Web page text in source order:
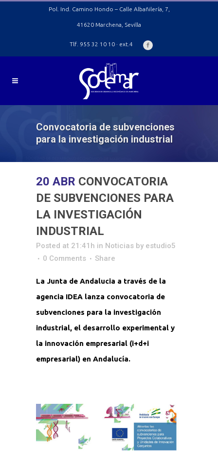
Pol. Ind. Camino Hondo – Calle Albañilería, 7,
41620 Marchena, Sevilla
Tlf. 955 32 10 10 · ext.4
Convocatoria de subvenciones
para la investigación industrial
20 ABR CONVOCATORIA
DE SUBVENCIONES PARA
LA INVESTIGACIÓN
INDUSTRIAL
Posted at 21:41h in Noticias by estudio5
0 Comments
Share
La Junta de Andalucia a través de la
agencia IDEA lanza convocatoria de
subvenciones para la investigación
industrial, el desarrollo experimental y
la innovación empresarial (i+d+i
empresarial) en Andalucía.